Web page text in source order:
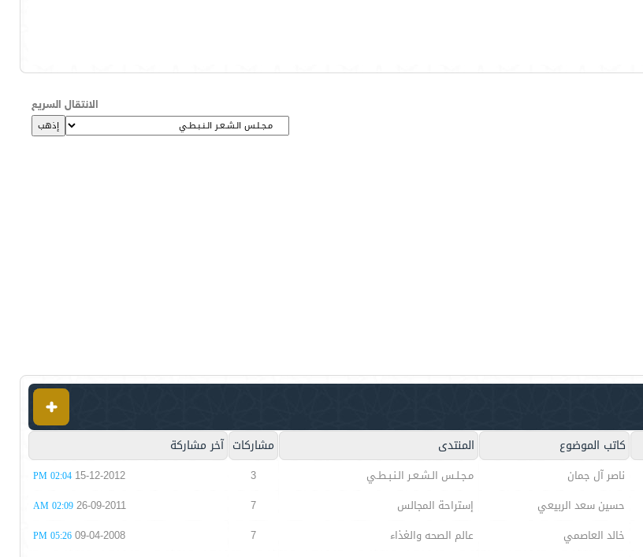
الانتقال السريع
كاتب الموضوع المنتدى مشاركات آخر مشاركة
ناصر آل جمان مـجـلـس الـشـعـر الـنـبـطـي 3
15-12-2012
02:04 PM
حسين سعد الربيعي إستراحة المجالس 7
26-09-2011
02:09 AM
خالد العاصمي عالم الصحه والغذاء 7
09-04-2008
05:26 PM